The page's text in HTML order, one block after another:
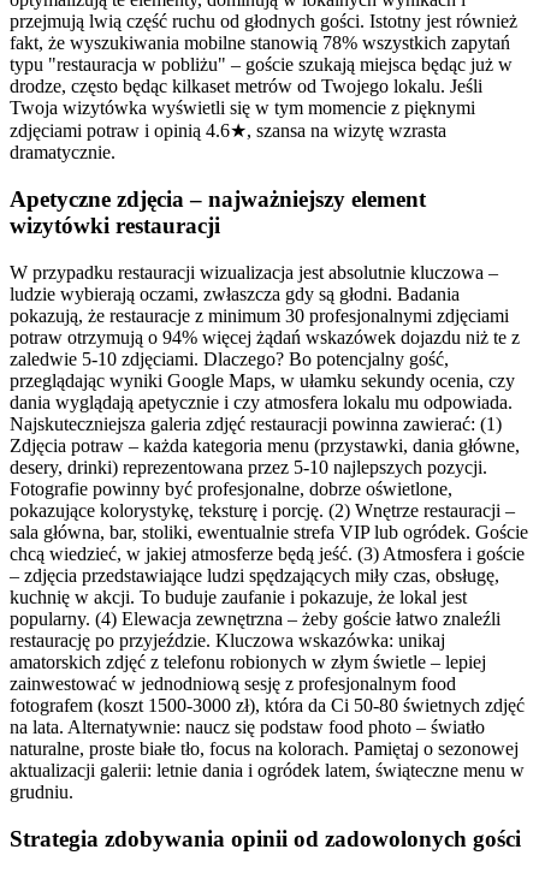
przejmują lwią część ruchu od głodnych gości. Istotny jest również
fakt, że wyszukiwania mobilne stanowią 78% wszystkich zapytań
typu "restauracja w pobliżu" – goście szukają miejsca będąc już w
drodze, często będąc kilkaset metrów od Twojego lokalu. Jeśli
Twoja wizytówka wyświetli się w tym momencie z pięknymi
zdjęciami potraw i opinią 4.6★, szansa na wizytę wzrasta
dramatycznie.
Apetyczne zdjęcia – najważniejszy element
wizytówki restauracji
W przypadku restauracji wizualizacja jest absolutnie kluczowa –
ludzie wybierają oczami, zwłaszcza gdy są głodni. Badania
pokazują, że restauracje z minimum 30 profesjonalnymi zdjęciami
potraw otrzymują o 94% więcej żądań wskazówek dojazdu niż te z
zaledwie 5-10 zdjęciami. Dlaczego? Bo potencjalny gość,
przeglądając wyniki Google Maps, w ułamku sekundy ocenia, czy
dania wyglądają apetycznie i czy atmosfera lokalu mu odpowiada.
Najskuteczniejsza galeria zdjęć restauracji powinna zawierać: (1)
Zdjęcia potraw – każda kategoria menu (przystawki, dania główne,
desery, drinki) reprezentowana przez 5-10 najlepszych pozycji.
Fotografie powinny być profesjonalne, dobrze oświetlone,
pokazujące kolorystykę, teksturę i porcję. (2) Wnętrze restauracji –
sala główna, bar, stoliki, ewentualnie strefa VIP lub ogródek. Goście
chcą wiedzieć, w jakiej atmosferze będą jeść. (3) Atmosfera i goście
– zdjęcia przedstawiające ludzi spędzających miły czas, obsługę,
kuchnię w akcji. To buduje zaufanie i pokazuje, że lokal jest
popularny. (4) Elewacja zewnętrzna – żeby goście łatwo znaleźli
restaurację po przyjeździe. Kluczowa wskazówka: unikaj
amatorskich zdjęć z telefonu robionych w złym świetle – lepiej
zainwestować w jednodniową sesję z profesjonalnym food
fotografem (koszt 1500-3000 zł), która da Ci 50-80 świetnych zdjęć
na lata. Alternatywnie: naucz się podstaw food photo – światło
naturalne, proste białe tło, focus na kolorach. Pamiętaj o sezonowej
aktualizacji galerii: letnie dania i ogródek latem, świąteczne menu w
grudniu.
Strategia zdobywania opinii od zadowolonych gości